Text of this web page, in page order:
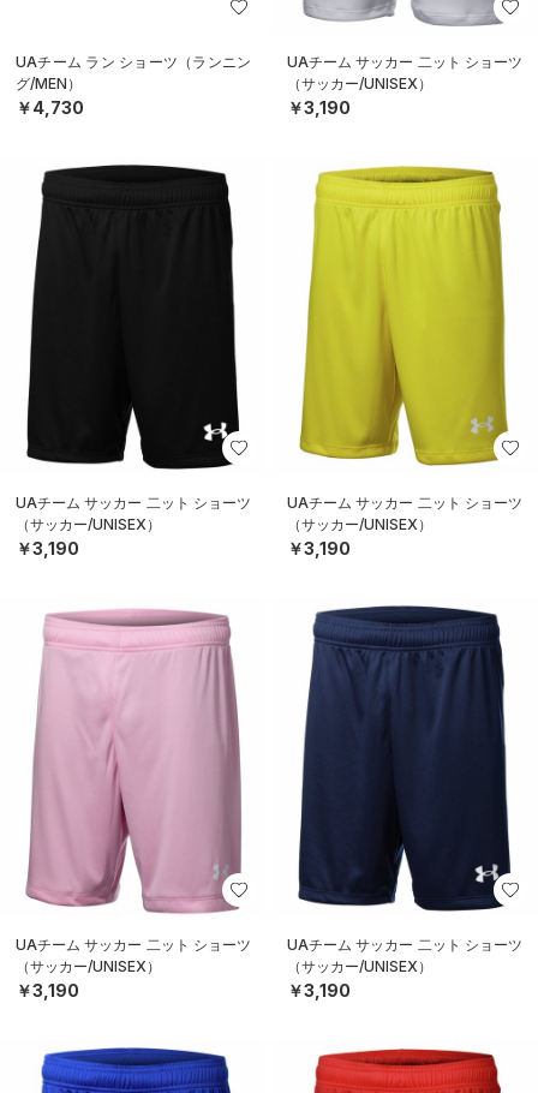
UAチーム ラン ショーツ（ランニン
グ/MEN）
￥4,730
UAチーム サッカー 二ット ショーツ
（サッカー/UNISEX）
￥3,190
UAチーム サッカー 二ット ショーツ
（サッカー/UNISEX）
￥3,190
UAチーム サッカー 二ット ショーツ
（サッカー/UNISEX）
￥3,190
UAチーム サッカー 二ット ショーツ
（サッカー/UNISEX）
￥3,190
UAチーム サッカー 二ット ショーツ
（サッカー/UNISEX）
￥3,190